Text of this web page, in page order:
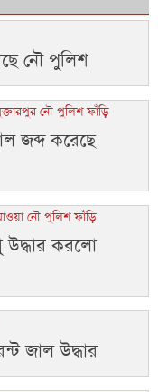
নৌ পুলিশ
জব্দ করেছে
উদ্ধার করলো
জাল উদ্ধার